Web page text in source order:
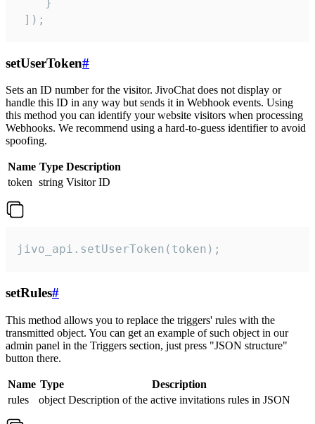
]);
setUserToken#
Sets an ID number for the visitor. JivoChat does not display or
handle this ID in any way but sends it in Webhook events. Using
this method you can identify your website visitors when processing
Webhooks. We recommend using a hard-to-guess identifier to avoid
spoofing.
Name Type Description
token string Visitor ID
jivo_api.setUserToken(token);
setRules#
This method allows you to replace the triggers' rules with the
transmitted object. You can get an example of such object in our
admin panel in the Triggers section, just press "JSON structure"
button there.
Name Type
Description
rules
object Description of the active invitations rules in JSON